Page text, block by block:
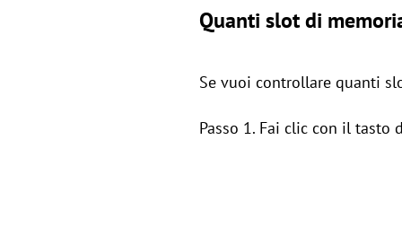
Quanti slot di
Se vuoi controllare quanti
Passo 1. Fai clic con il tasto